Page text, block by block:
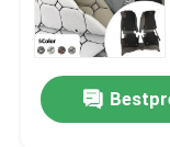
Fabrik Tour